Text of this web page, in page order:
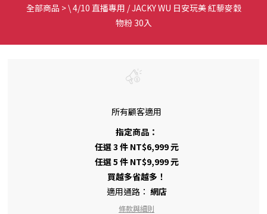
全部商品 >\ 4/10 直播專用 / JACKY WU 日安玩美 紅藜麥穀
物粉 30入
所有顧客適用
指定商品：
任選 3 件 NT$6,999 元
任選 5 件 NT$9,999 元
買越多省越多！
適用通路： 網店
條款與細則